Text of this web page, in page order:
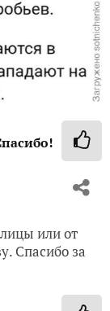
или от
Спасибо за